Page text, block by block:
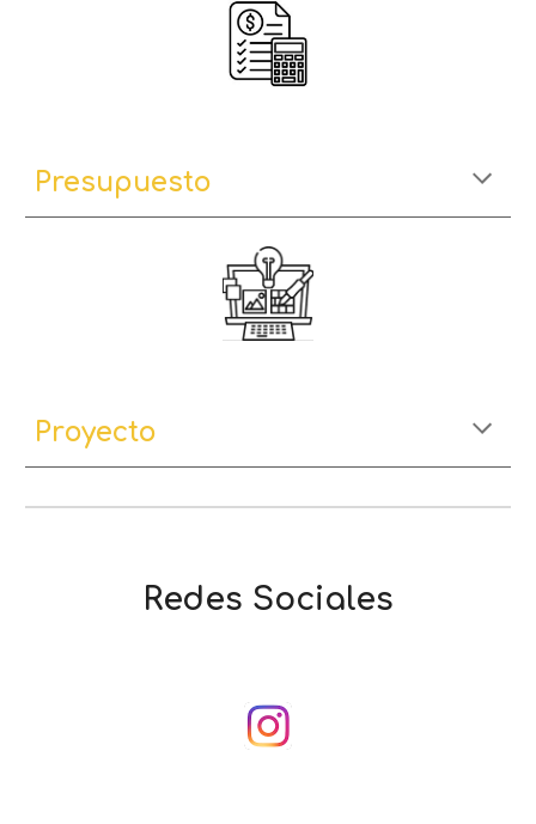
Presupuesto
Proyecto
Redes Sociales